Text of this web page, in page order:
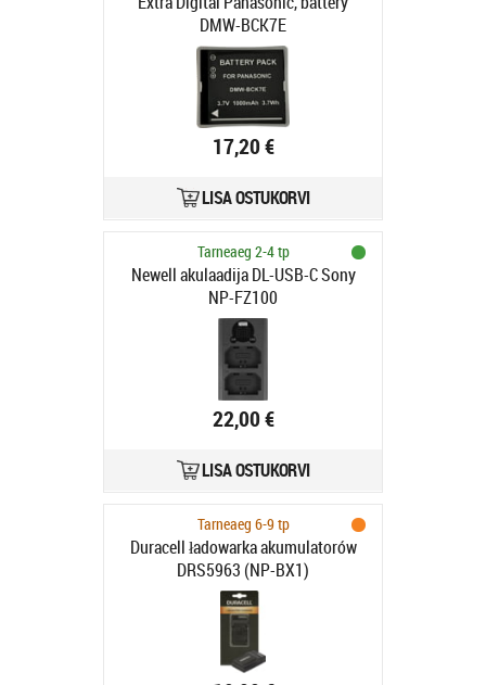
DMW-BCK7E
17,20 €
LISA OSTUKORVI
Tarneaeg 2-4 tp
Newell akulaadija DL-USB-C Sony
NP-FZ100
22,00 €
LISA OSTUKORVI
Tarneaeg 6-9 tp
Duracell ładowarka akumulatorów
DRS5963 (NP-BX1)